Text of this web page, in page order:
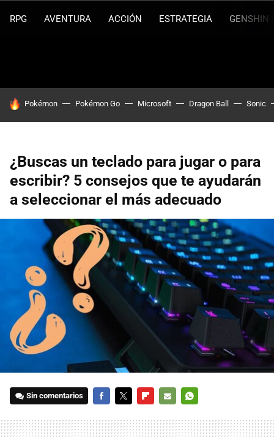
RPG AVENTURA ACCIÓN ESTRATEGIA GENSHIN
HOY SE HABLA DE
Pokémon Pokémon Go Microsoft Dragon Ball Sonic
¿Buscas un teclado para jugar o para
escribir? 5 consejos que te ayudarán
a seleccionar el más adecuado
Sin comentarios
MAIL